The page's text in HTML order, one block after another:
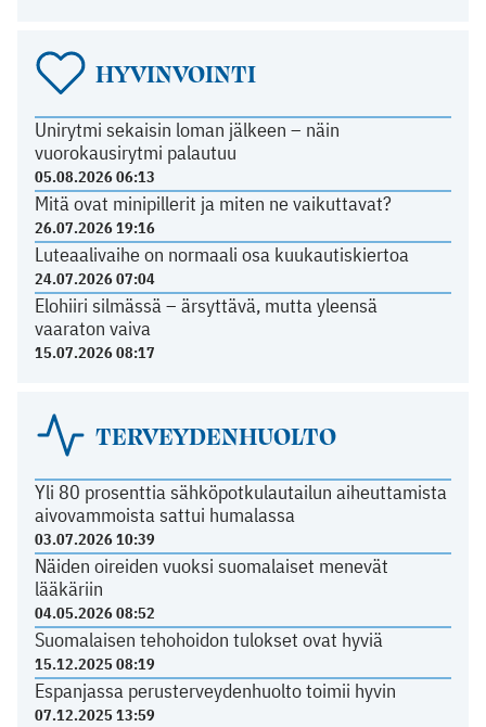
HYVINVOINTI
Unirytmi sekaisin loman jälkeen – näin
vuorokausirytmi palautuu
05.08.2026 06:13
Mitä ovat minipillerit ja miten ne vaikuttavat?
26.07.2026 19:16
Luteaalivaihe on normaali osa kuukautiskiertoa
24.07.2026 07:04
Elohiiri silmässä – ärsyttävä, mutta yleensä
vaaraton vaiva
15.07.2026 08:17
TERVEYDENHUOLTO
Yli 80 prosenttia sähköpotkulautailun aiheuttamista
aivovammoista sattui humalassa
03.07.2026 10:39
Näiden oireiden vuoksi suomalaiset menevät
lääkäriin
04.05.2026 08:52
Suomalaisen tehohoidon tulokset ovat hyviä
15.12.2025 08:19
Espanjassa perusterveydenhuolto toimii hyvin
07.12.2025 13:59